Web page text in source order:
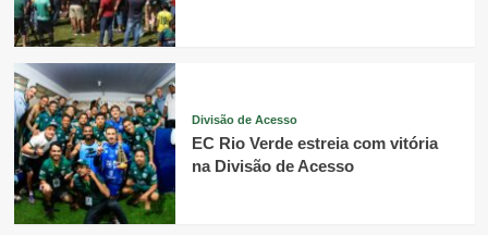
Divisão de Acesso
EC Rio Verde estreia com vitória
na Divisão de Acesso